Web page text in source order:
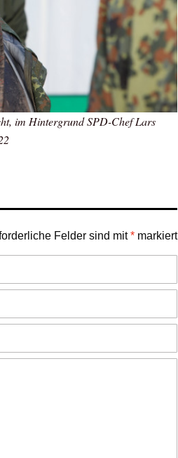
im Hintergrund SPD-Chef Lars
Felder sind mit* markiert